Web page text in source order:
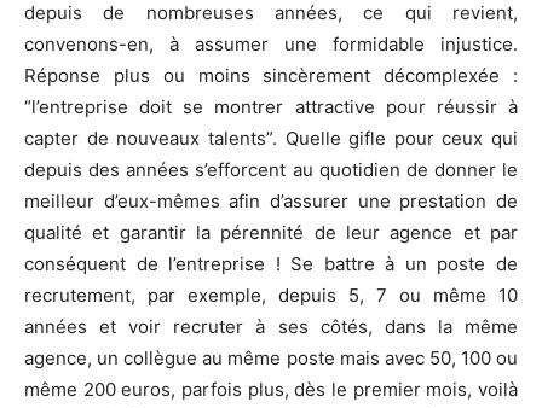
depuis de nombreuses années, ce qui revient,
convenons-en, à assumer une formidable injustice.
Réponse plus ou moins sincèrement décomplexée :
“l’entreprise doit se montrer attractive pour réussir à
capter de nouveaux talents”. Quelle gifle pour ceux qui
depuis des années s’efforcent au quotidien de donner le
meilleur d’eux-mêmes afin d’assurer une prestation de
qualité et garantir la pérennité de leur agence et par
conséquent de l’entreprise ! Se battre à un poste de
recrutement, par exemple, depuis 5, 7 ou même 10
années et voir recruter à ses côtés, dans la même
agence, un collègue au même poste mais avec 50, 100 ou
même 200 euros, parfois plus, dès le premier mois, voilà